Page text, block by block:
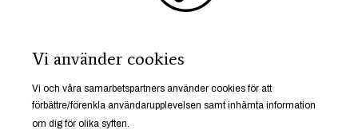
Bostäder
Spekulantregister
Karriär
Vi använder cookies
Vi och våra samarbetspartners använder cookies för att
förbättre/förenkla användarupplevelsen samt inhämta information
om dig för olika syften.